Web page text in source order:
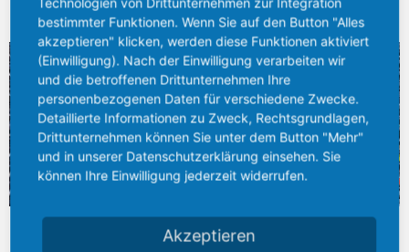
BREITES LAGERSPEKTRUM
Stahlhandels- und –Logistikzentrum zwischen Kassel, Karlsruhe
bestimmter Funktionen. Wenn Sie auf den Button "Alles
akzeptieren" klicken, werden diese Funktionen aktiviert
(Einwilligung). Nach der Einwilligung verarbeiten wir
und die betroffenen Drittunternehmen Ihre
personenbezogenen Daten für verschiedene Zwecke.
Detaillierte Informationen zu Zweck, Rechtsgrundlagen,
Drittunternehmen können Sie unter dem Button "Mehr"
und in unserer Datenschutzerklärung einsehen. Sie
können Ihre Einwilligung jederzeit widerrufen.
Akzeptieren